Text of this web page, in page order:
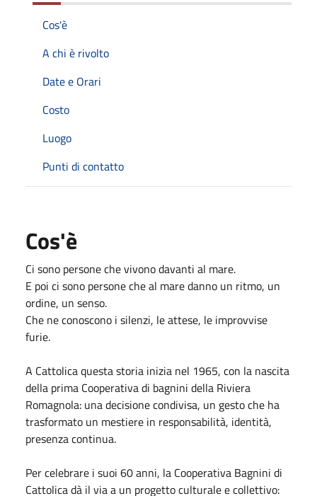
Cos'è
A chi è rivolto
Date e Orari
Costo
Luogo
Punti di contatto
Cos'è
Ci sono persone che vivono davanti al mare.
E poi ci sono persone che al mare danno un ritmo, un
ordine, un senso.
Che ne conoscono i silenzi, le attese, le improvvise
furie.
A Cattolica questa storia inizia nel 1965, con la nascita
della prima Cooperativa di bagnini della Riviera
Romagnola: una decisione condivisa, un gesto che ha
trasformato un mestiere in responsabilità, identità,
presenza continua.
Per celebrare i suoi 60 anni, la Cooperativa Bagnini di
Cattolica dà il via a un progetto culturale e collettivo: